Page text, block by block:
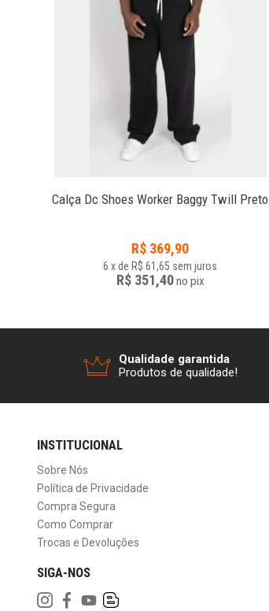
Calça Dc Shoes Worker Baggy Twill Preto
R$ 369,90
6 xde R$ 61,65 sem juros
R$ 351,40no pix
Qualidade garantida
Produtos de qualidade!
INSTITUCIONAL
Sobre Nós
Política de Privacidade
Compra Segura
Como Comprar
Trocas e Devoluções
SIGA-NOS